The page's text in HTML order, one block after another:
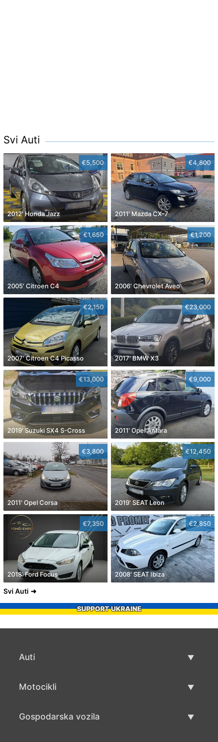
Svi Auti
€5,500
2012' Honda Jazz
€4,800
2011' Mazda CX-7
€1,650
2005' Citroen C4
€1,200
2006' Chevrolet Aveo
€2,150
2007' Citroen C4 Picasso
€23,000
2017' BMW X3
€13,000
2019' Suzuki SX4 S-Cross
€9,000
2011' Opel Antara
€3,800
2011' Opel Corsa
€12,450
2019' SEAT Leon
€7,350
2018' Ford Focus
€2,850
2008' SEAT Ibiza
Svi Auti
SUPPORT UKRAINE
Auti
Motocikli
Gospodarska vozila